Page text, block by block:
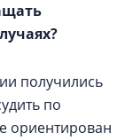
получились
по
ориентирован